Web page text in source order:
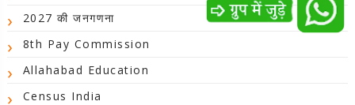
2027 की जनगणना
8th Pay Commission
Allahabad Education
Census India